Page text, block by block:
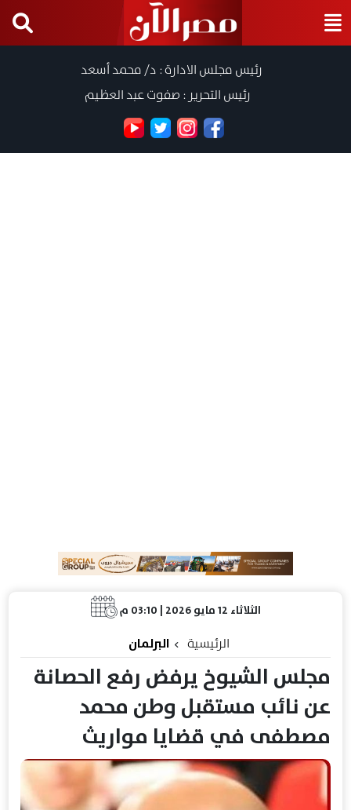
رئيس مجلس الادارة : د/ محمد أسعد
رئيس التحرير : صفوت عبد العظيم
الثلاثاء 12 مايو 2026 | 03:10 م
الرئيسية البرلمان
مجلس الشيوخ يرفض رفع الحصانة
عن نائب مستقبل وطن محمد
مصطفى في قضايا مواريث